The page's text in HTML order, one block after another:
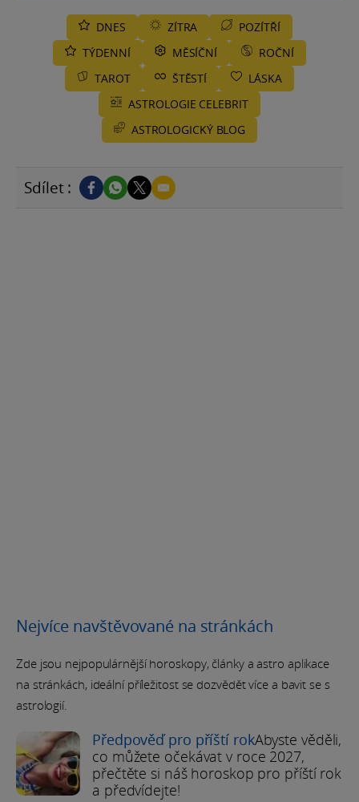
DNES ZÍTRA
POZÍTŘÍ
TÝDENNÍ
MĚSÍČNÍ
ROČNÍ
TAROT
ŠTĚSTÍ
LÁSKA
ASTROLOGIE CELEBRIT
ASTROLOGICKÝ BLOG
Sdílet :
Nejvíce navštěvované na stránkách
Zde jsou nejpopulárnější horoskopy, články a astro aplikace
na stránkách, ideální příležitost se dozvědět více a bavit se s
astrologií.
Předpověď pro příští rokAbyste věděli,
co můžete očekávat v roce 2027,
přečtěte si náš horoskop pro příští rok
a předvídejte!